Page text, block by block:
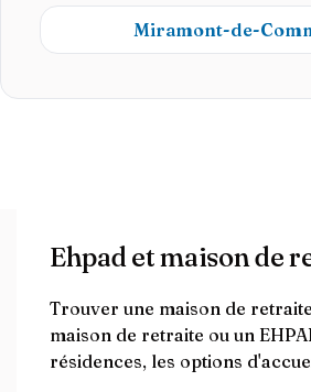
Miramont-de-
Ehpad et maison de
Trouver une maison de
maison de retraite ou un
résidences, les options